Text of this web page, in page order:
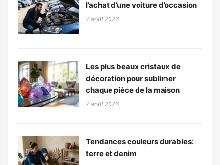
l’achat d’une voiture d’occasion
7 août 2026
Les plus beaux cristaux de
décoration pour sublimer
chaque pièce de la maison
7 août 2026
Tendances couleurs durables:
terre et denim